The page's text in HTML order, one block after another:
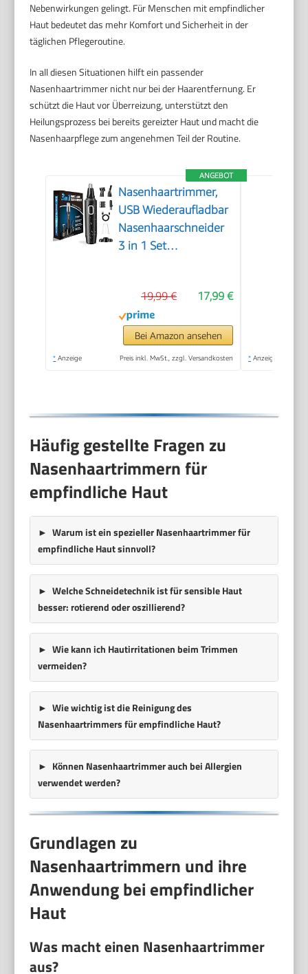
Nebenwirkungen gelingt. Für Menschen mit empfindlicher
Haut bedeutet das mehr Komfort und Sicherheit in der
täglichen Pflegeroutine.
In all diesen Situationen hilft ein passender
Nasenhaartrimmer nicht nur bei der Haarentfernung. Er
schützt die Haut vor Überreizung, unterstützt den
Heilungsprozess bei bereits gereizter Haut und macht die
Nasenhaarpflege zum angenehmen Teil der Routine.
ANGEBOT
Nasenhaartrimmer,
USB Wiederaufladbar
Nasenhaarschneider
3 in 1 Set
Professioneller
schmerzfreier
Augenbrauen und
esichtshaartrimmer
17,99 €
19,99 €
Bei Amazon ansehen
* Anzeige Preis inkl. MwSt., zzgl. Versandkosten * Anzeige
Häufig gestellte Fragen zu
Nasenhaartrimmern für
empfindliche Haut
Warum ist ein spezieller Nasenhaartrimmer für
empfindliche Haut sinnvoll?
Welche Schneidetechnik ist für sensible Haut
besser: rotierend oder oszillierend?
Wie kann ich Hautirritationen beim Trimmen
vermeiden?
Wie wichtig ist die Reinigung des
Nasenhaartrimmers für empfindliche Haut?
Können Nasenhaartrimmer auch bei Allergien
verwendet werden?
Grundlagen zu
Nasenhaartrimmern und ihre
Anwendung bei empfindlicher
Haut
Was macht einen Nasenhaartrimmer
aus?